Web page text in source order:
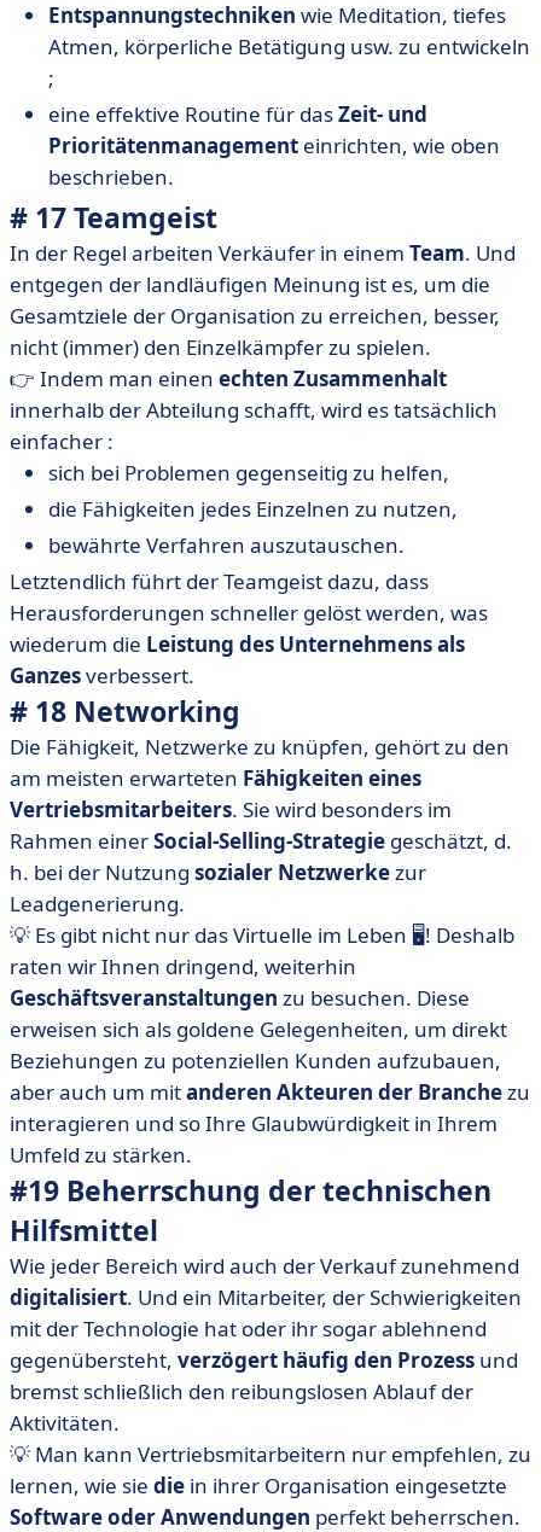
Entspannungstechniken wie Meditation, tiefes
Atmen, körperliche Betätigung usw. zu entwickeln
;
eine effektive Routine für dasZeit- und
Prioritätenmanagement einrichten, wie oben
beschrieben.
# 17 Teamgeist
In der Regel arbeiten Verkäufer in einem Team. Und
entgegen der landläufigen Meinung ist es, um die
Gesamtziele der Organisation zu erreichen, besser,
nicht (immer) den Einzelkämpfer zu spielen.
👉 Indem man einen echten Zusammenhalt
innerhalb der Abteilung schafft, wird es tatsächlich
einfacher :
sich bei Problemen gegenseitig zu helfen,
die Fähigkeiten jedes Einzelnen zu nutzen,
bewährte Verfahren auszutauschen.
Letztendlich führt der Teamgeist dazu, dass
Herausforderungen schneller gelöst werden, was
wiederum die Leistung des Unternehmens als
Ganzesverbessert.
# 18 Networking
Die Fähigkeit, Netzwerke zu knüpfen, gehört zu den
am meisten erwarteten Fähigkeiten eines
Vertriebsmitarbeiters. Sie wird besonders im
Rahmen einerSocial-Selling-Strategie geschätzt, d.
h. bei der Nutzung sozialer Netzwerkezur
Leadgenerierung.
💡 Es gibt nicht nur das Virtuelle im Leben 🖥️! Deshalb
raten wir Ihnen dringend, weiterhin
Geschäftsveranstaltungen zu besuchen. Diese
erweisen sich als goldene Gelegenheiten, um direkt
Beziehungen zu potenziellen Kunden aufzubauen,
aber auch um mitanderen Akteuren der Branchezu
interagieren und so Ihre Glaubwürdigkeit in Ihrem
Umfeld zu stärken.
#19 Beherrschung der technischen
Hilfsmittel
Wie jeder Bereich wird auch der Verkauf zunehmend
digitalisiert. Und ein Mitarbeiter, der Schwierigkeiten
mit der Technologie hat oder ihr sogar ablehnend
gegenübersteht, verzögert häufig den Prozess und
bremst schließlich den reibungslosen Ablauf der
Aktivitäten.
💡 Man kann Vertriebsmitarbeitern nur empfehlen, zu
lernen, wie sie die in ihrer Organisation eingesetzte
Software oder Anwendungen perfekt beherrschen.